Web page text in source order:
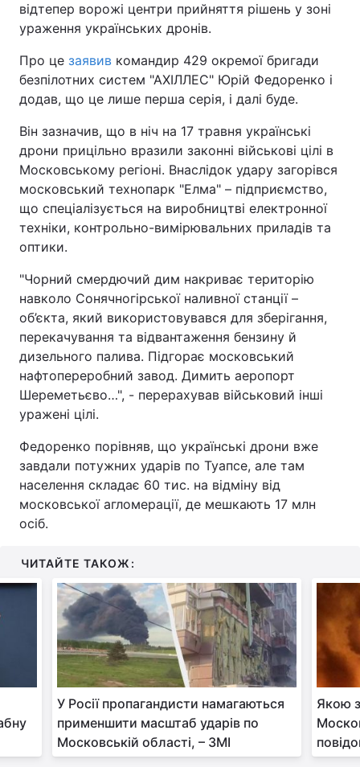
відтепер ворожі центри прийняття рішень у зоні
ураження українських дронів.
Про це заявив командир 429 окремої бригади
безпілотних систем "АХІЛЛЕС" Юрій Федоренко і
додав, що це лише перша серія, і далі буде.
Він зазначив, що в ніч на 17 травня українські
дрони прицільно вразили законні військові цілі в
Московському регіоні. Внаслідок удару загорівся
московський технопарк "Елма" – підприємство,
що спеціалізується на виробництві електронної
техніки, контрольно-вимірювальних приладів та
оптики.
"Чорний смердючий дим накриває територію
навколо Сонячногірської наливної станції –
об’єкта, який використовувався для зберігання,
перекачування та відвантаження бензину й
дизельного палива. Підгорає московський
нафтопереробний завод. Димить аеропорт
Шереметьєво…", - перерахував військовий інші
уражені цілі.
Федоренко порівняв, що українські дрони вже
завдали потужних ударів по Туапсе, але там
населення складає 60 тис. на відміну від
московської агломерації, де мешкають 17 млн
осіб.
ЧИТАЙТЕ ТАКОЖ:
У Росії пропагандисти намагаються
применшити масштаб ударів по
Московській області, – ЗМІ
Якою